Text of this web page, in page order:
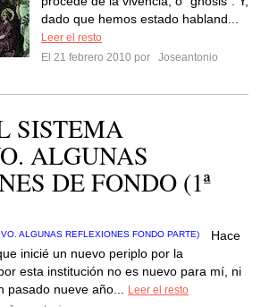
dado que hemos estado habland...
Leer el resto
El 21 febrero 2010 por
Joseantonio
SISTEMA
ALGUNAS
DE FONDO (1ª
Hace
inicié un nuevo periplo por la
esta institución no es nuevo para mí, ni
pasado nueve año...
Leer el resto